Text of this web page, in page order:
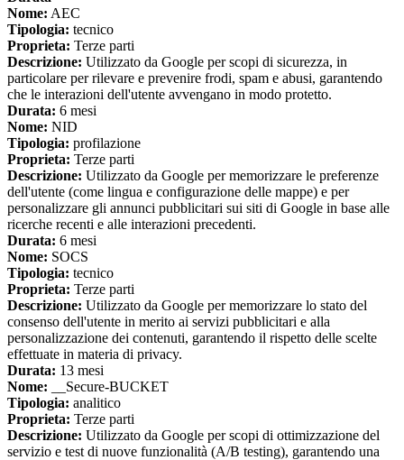
Nome: AEC
Tipologia: tecnico
Proprieta: Terze parti
Descrizione: Utilizzato da Google per scopi di sicurezza, in
particolare per rilevare e prevenire frodi, spam e abusi, garantendo
che le interazioni dell'utente avvengano in modo protetto.
Durata: 6 mesi
Nome: NID
Tipologia: profilazione
Proprieta: Terze parti
Descrizione: Utilizzato da Google per memorizzare le preferenze
dell'utente (come lingua e configurazione delle mappe) e per
personalizzare gli annunci pubblicitari sui siti di Google in base alle
ricerche recenti e alle interazioni precedenti.
Durata: 6 mesi
Nome: SOCS
Tipologia: tecnico
Proprieta: Terze parti
Descrizione: Utilizzato da Google per memorizzare lo stato del
consenso dell'utente in merito ai servizi pubblicitari e alla
personalizzazione dei contenuti, garantendo il rispetto delle scelte
effettuate in materia di privacy.
Durata: 13 mesi
Nome: __Secure-BUCKET
Tipologia: analitico
Proprieta: Terze parti
Descrizione: Utilizzato da Google per scopi di ottimizzazione del
servizio e test di nuove funzionalità (A/B testing), garantendo una